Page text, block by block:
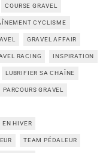
COURSE GRAVEL
CYCLISME
GRAVEL AFFAIR
RACING INSPIRATION
LUBRIFIER SA CHAÎNE
PARCOURS GRAVEL
EN HIVER
TEAM PÉDALEUR